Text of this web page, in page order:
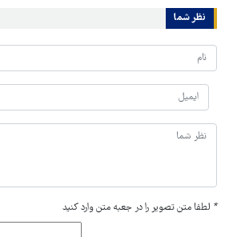
نظر شما
* لطفا متن تصویر را در جعبه متن وارد کنید